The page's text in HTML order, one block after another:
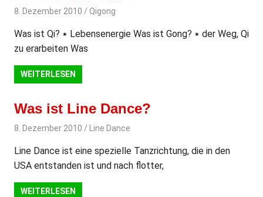
8. Dezember 2010 svladmin
Qigong
Was ist Qi? ٭ Lebensenergie Was ist Gong? ٭ der Weg, Qi
zu erarbeiten Was
WEITERLESEN
Was ist Line Dance?
8. Dezember 2010 svladmin
Line Dance
Line Dance ist eine spezielle Tanzrichtung, die in den
USA entstanden ist und nach flotter,
WEITERLESEN